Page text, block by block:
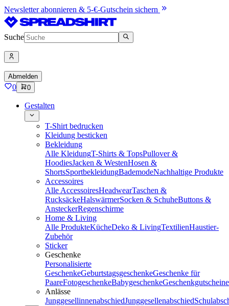
Newsletter abonnieren & 5-€-Gutschein sichern
Suche
Abmelden
0 0
Gestalten
T-Shirt bedrucken
Kleidung besticken
Bekleidung
Alle KleidungT-Shirts & TopsPullover &
HoodiesJacken & WestenHosen &
ShortsSportbekleidungBademodeNachhaltige Produkte
Accessoires
Alle AccessoiresHeadwearTaschen &
RucksäckeHalswärmerSocken & SchuheButtons &
AnsteckerRegenschirme
Home & Living
Alle ProdukteKücheDeko & LivingTextilienHaustier-
Zubehör
Sticker
Geschenke
Personalisierte
GeschenkeGeburtstagsgeschenkeGeschenke für
PaareFotogeschenkeBabygeschenkeGeschenkgutscheine
Anlässe
JunggesellinnenabschiedJunggesellenabschied